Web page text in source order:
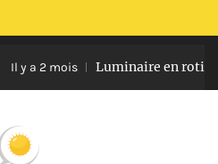
mois Luminaire en rotin et